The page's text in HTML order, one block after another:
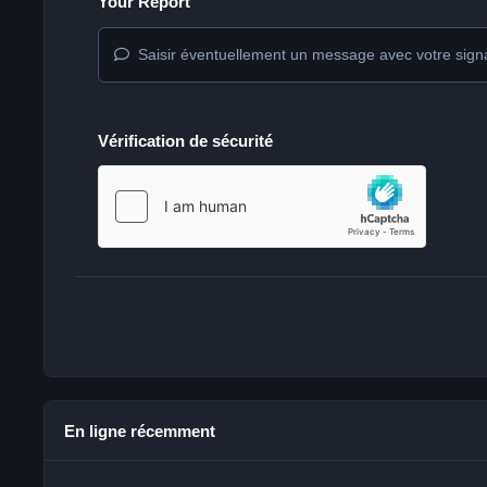
Saisir éventuellement un message avec votre
Vérification de sécurité
En ligne récemment